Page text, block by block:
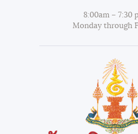
8:00am – 7:30
Monday through